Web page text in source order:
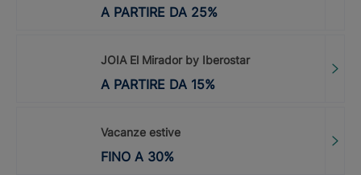
A PARTIRE DA 25%
JOIA El Mirador by Iberostar
A PARTIRE DA 15%
Vacanze estive
FINO A 30%